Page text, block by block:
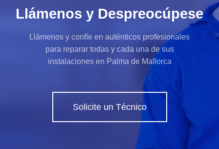
Llámenos y Despreocúpese
Llámenos y confíe en auténticos profesionales
para reparar todas y cada una de sus
instalaciones en Palma de Mallorca
Solicite un Técnico